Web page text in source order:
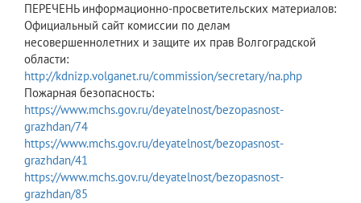
ПЕРЕЧЕНЬ информационно-просветительских материалов:
Официальный сайт комиссии по делам
несовершеннолетних и защите их прав Волгоградской
области:
http://kdnizp.volganet.ru/commission/secretary/na.php
Пожарная безопасность:
https://www.mchs.gov.ru/deyatelnost/bezopasnost-
grazhdan/74
https://www.mchs.gov.ru/deyatelnost/bezopasnost-
grazhdan/41
https://www.mchs.gov.ru/deyatelnost/bezopasnost-
grazhdan/85